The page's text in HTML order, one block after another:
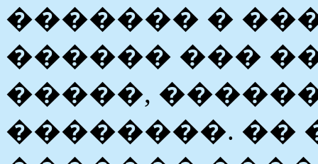
������� �
������ ���
�����,
��������. ��